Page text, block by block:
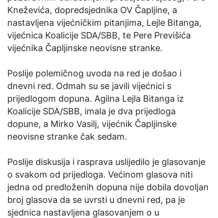
Kneževića, dopredsjednika OV Čapljine, a
nastavljena vijećničkim pitanjima, Lejle Bitanga,
vijećnica Koalicije SDA/SBB, te Pere Previšića
vijećnika Čapljinske neovisne stranke.
Poslije polemičnog uvoda na red je došao i
dnevni red. Odmah su se javili vijećnici s
prijedlogom dopuna. Agilna Lejla Bitanga iz
Koalicije SDA/SBB, imala je dva prijedloga
dopune, a Mirko Vasilj, vijećnik Čapljinske
neovisne stranke čak sedam.
Poslije diskusija i rasprava uslijedilo je glasovanje
o svakom od prijedloga. Većinom glasova niti
jedna od predloženih dopuna nije dobila dovoljan
broj glasova da se uvrsti u dnevni red, pa je
sjednica nastavljena glasovanjem o u